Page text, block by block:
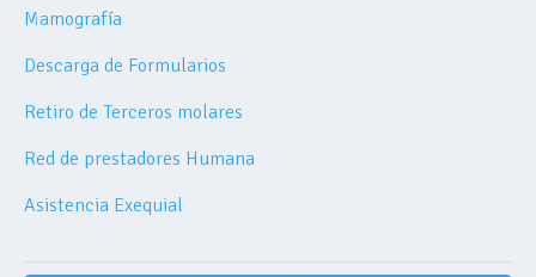
Mamografía
Descarga de Formularios
Retiro de Terceros molares
Red de prestadores Humana
Asistencia Exequial